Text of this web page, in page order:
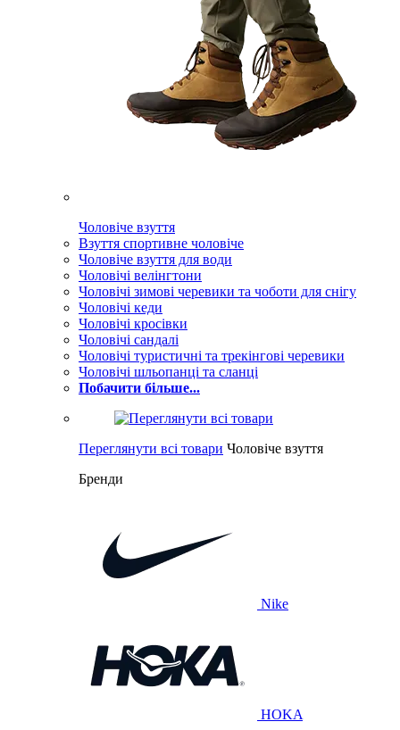
Чоловіче взуття
Взуття спортивне чоловіче
Чоловіче взуття для води
Чоловічі велінгтони
Чоловічі зимові черевики та чоботи для снігу
Чоловічі кеди
Чоловічі кросівки
Чоловічі сандалі
Чоловічі туристичні та трекінгові черевики
Чоловічі шльопанці та сланці
Побачити більше...
Переглянути всі товари Чоловіче взуття
Бренди
Nike
HOKA